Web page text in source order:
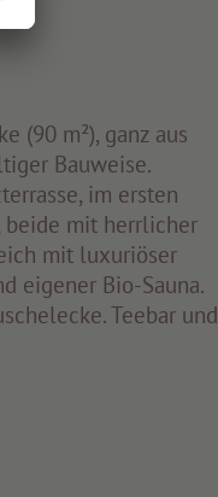
(90 m²), ganz aus
Bauweise.
im ersten
beide mit herrlicher
mit luxuriöser
eigener Bio-Sauna.
Teebar und